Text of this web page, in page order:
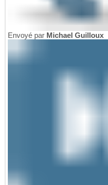
Envoyé par Michael Guilloux